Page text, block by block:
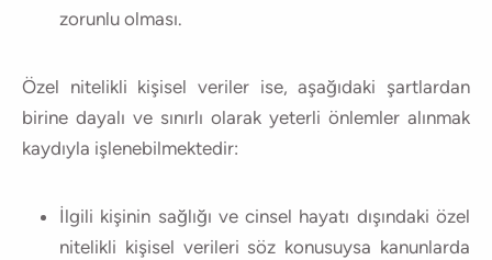
zorunlu olması.
Özel nitelikli kişisel veriler ise, aşağıdaki şartlardan
birine dayalı ve sınırlı olarak yeterli önlemler alınmak
kaydıyla işlenebilmektedir:
İlgili kişinin sağlığı ve cinsel hayatı dışındaki özel
nitelikli kişisel verileri söz konusuysa kanunlarda